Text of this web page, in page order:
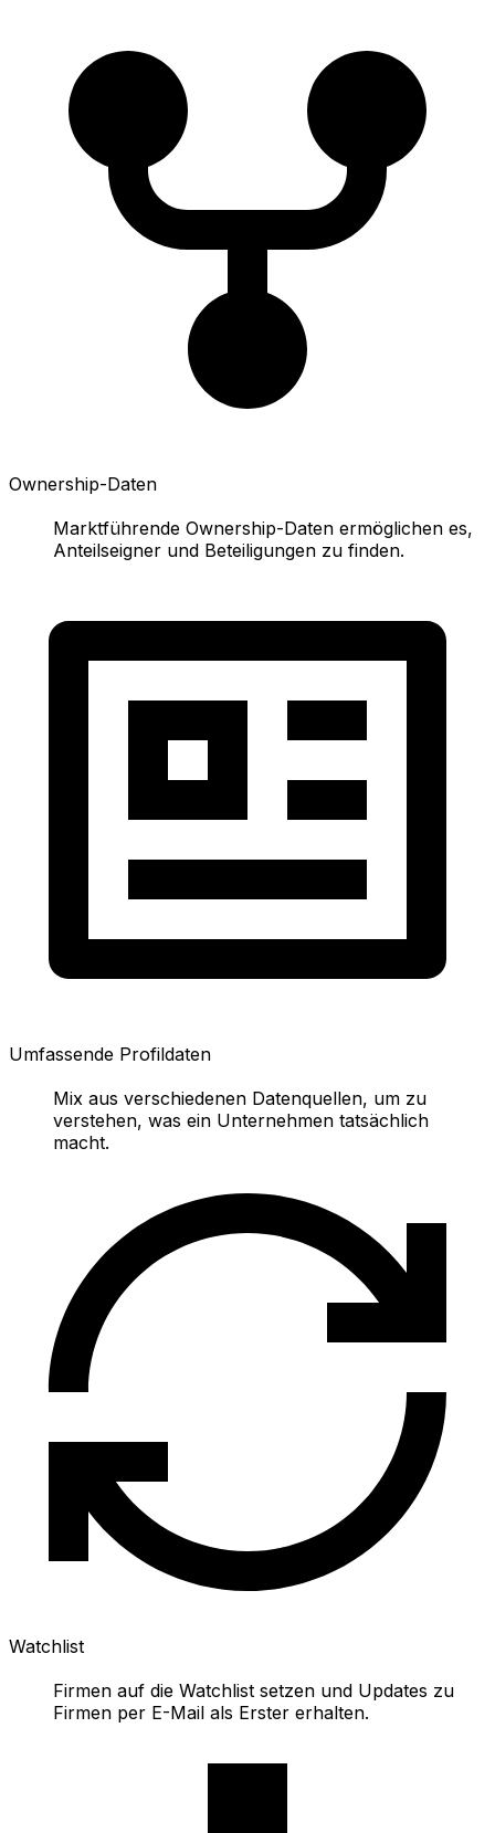
Ownership-Daten
Marktführende Ownership-Daten ermöglichen es,
Anteilseigner und Beteiligungen zu finden.
Umfassende Profildaten
Mix aus verschiedenen Datenquellen, um zu
verstehen, was ein Unternehmen tatsächlich
macht.
Watchlist
Firmen auf die Watchlist setzen und Updates zu
Firmen per E-Mail als Erster erhalten.